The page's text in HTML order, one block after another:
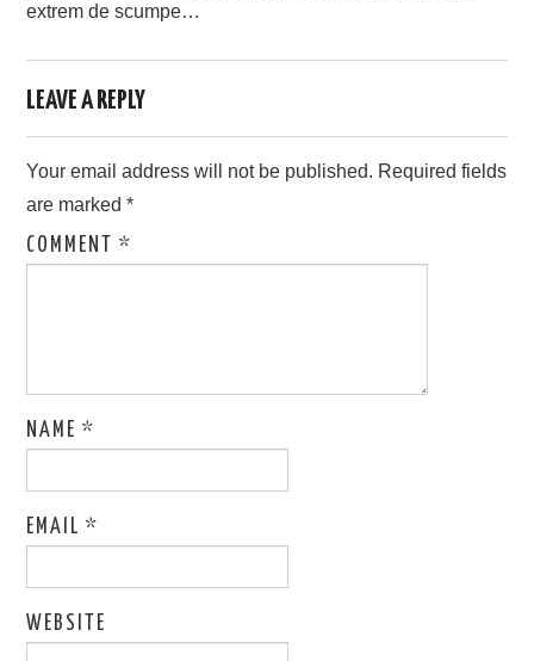
extrem de scumpe…
LEAVE A REPLY
Your email address will not be published. Required fields
are marked*
COMMENT*
NAME*
EMAIL*
WEBSITE